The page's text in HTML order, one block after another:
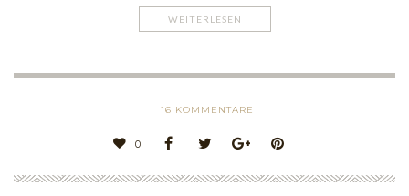
WEITERLESEN
16 KOMMENTARE
0